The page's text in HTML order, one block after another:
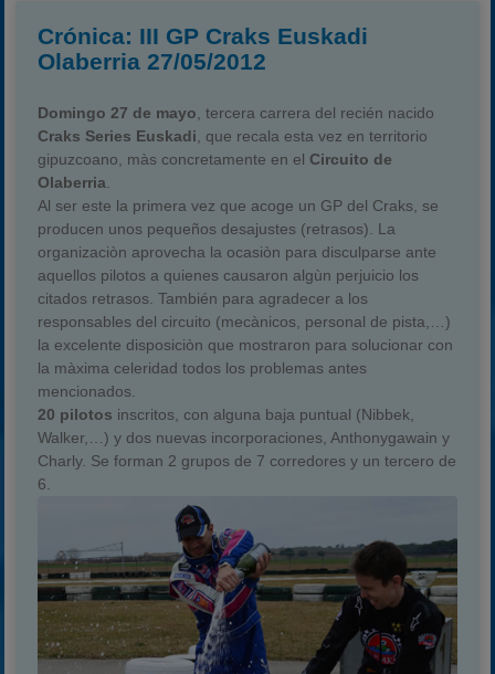
Crónica: III GP Craks Euskadi
Olaberria 27/05/2012
Domingo 27 de mayo , tercera carrera del recién nacido
Craks Series Euskadi , que recala esta vez en territorio
gipuzcoano, màs concretamente en elCircuito de
Olaberria
Al ser este la primera vez que acoge un GP del Craks, se
producen unos pequeños desajustes (retrasos). La
organizaciòn aprovecha la ocasiòn para disculparse ante
aquellos pilotos a quienes causaron algùn perjuicio los
citados retrasos. También para agradecer a los
responsables del circuito (mecànicos, personal de pista,…)
la excelente disposiciòn que mostraron para solucionar con
la màxima celeridad todos los problemas antes
mencionados.
20 pilotos inscritos, con alguna baja puntual (Nibbek,
Walker,…) y dos nuevas incorporaciones, Anthonygawain y
Charly. Se forman 2 grupos de 7 corredores y un tercero de
6.